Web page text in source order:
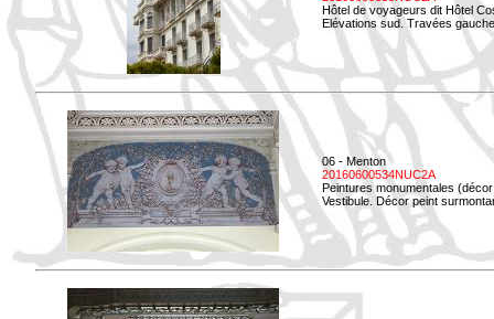
Hôtel de voyageurs dit Hôtel
Elévations sud. Travées
06 - Menton
20160600534NUC2A
Peintures monumentales
Vestibule. Décor peint